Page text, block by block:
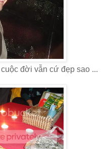
đời vẫn cứ đẹp sao ...